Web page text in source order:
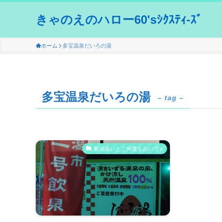
きゃのえのハロー60'sｼｸｽﾃｨ-ｽﾞ
ホーム 多宝温泉だいろの湯
多宝温泉だいろの湯 – tag –
新潟良いとこ何度もおいで♫